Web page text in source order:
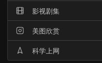
影视剧集
美图欣赏
科学上网